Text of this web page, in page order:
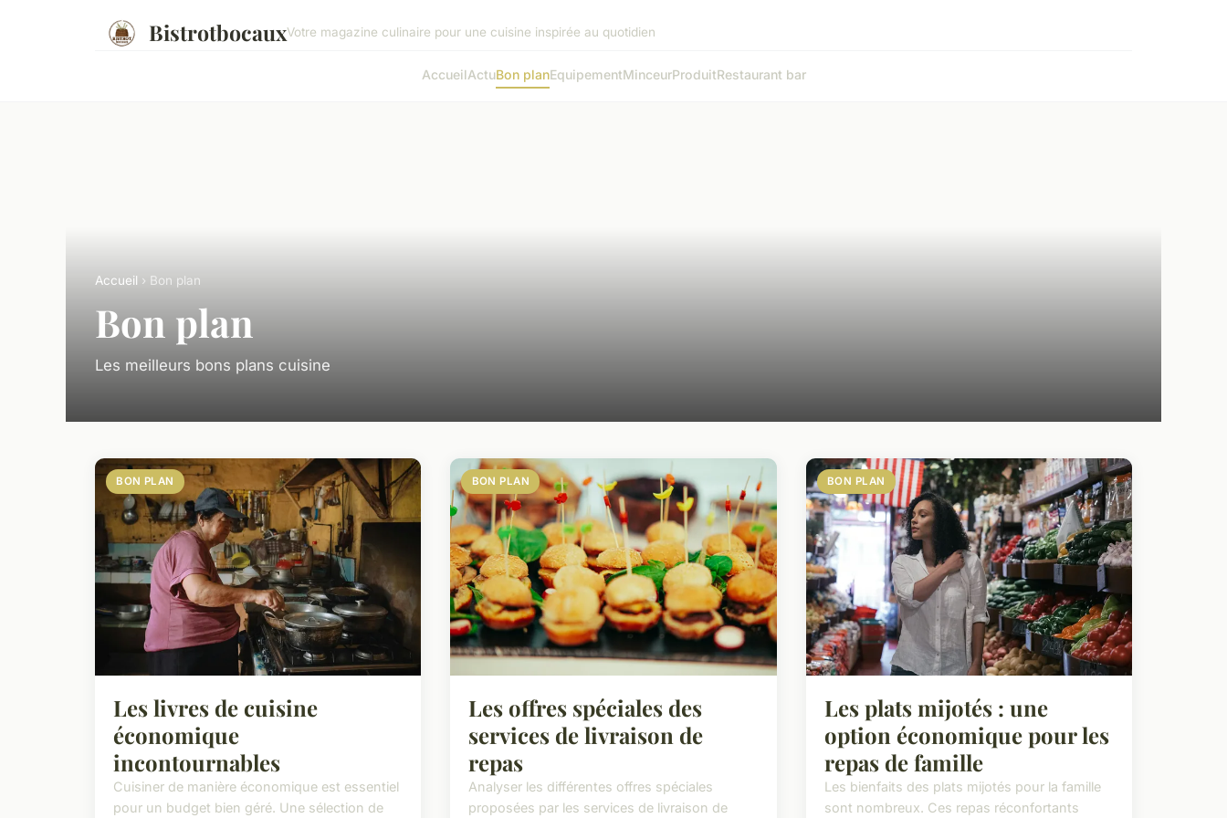
BistrotbocauxVotre magazine culinaire pour une cuisine inspirée au quotidien
AccueilActuBon planEquipementMinceurProduitRestaurant bar
Accueil › Bon plan
Bon plan
Les meilleurs bons plans cuisine
BON PLAN
Les livres de cuisine
économique
incontournables
Cuisiner de manière économique est essentiel
pour un budget bien géré. Une sélection de
BON PLAN
Les offres spéciales des
services de livraison de
repas
Analyser les différentes offres spéciales
proposées par les services de livraison de
BON PLAN
Les plats mijotés : une
option économique pour les
repas de famille
Les bienfaits des plats mijotés pour la famille
sont nombreux. Ces repas réconfortants